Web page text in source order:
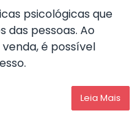
psicológicas que
das pessoas. Ao
é possível
Leia Mais